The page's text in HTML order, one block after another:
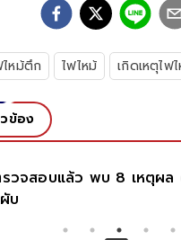
ไหม้ตึก ไฟไหม้ เกิดเหตุไฟ
ข้อง
รวจสอบแล้ว พบ 8 เหตุผล
บ